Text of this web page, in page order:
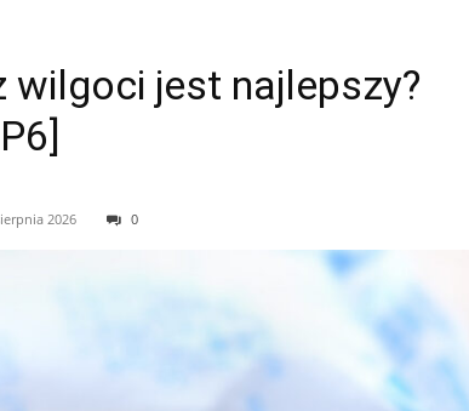
wilgoci jest najlepszy?
2026 0